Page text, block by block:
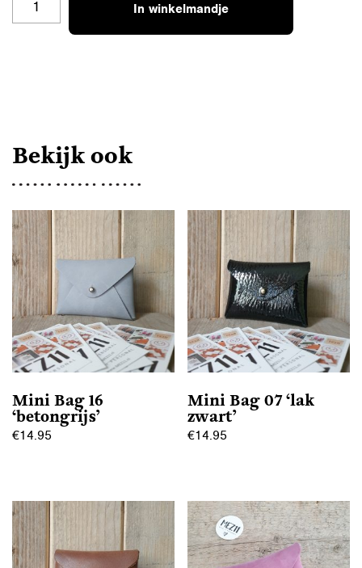
In winkelmandje
Bekijk ook
Mini Bag 16
‘betongrijs’
€14.95
Mini Bag 07 ‘lak
zwart’
€14.95